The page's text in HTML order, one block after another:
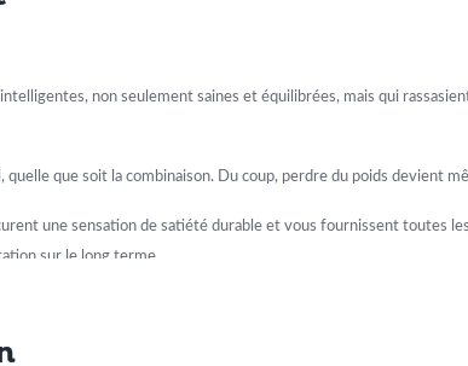
non seulement saines et équilibrées, mais qui
quelle que soit la combinaison. Du coup, perdre du poids devient
une sensation de satiété durable et vous fournissent toutes
sur le long terme.
le snacking. Ce livre contient 19 recettes salées